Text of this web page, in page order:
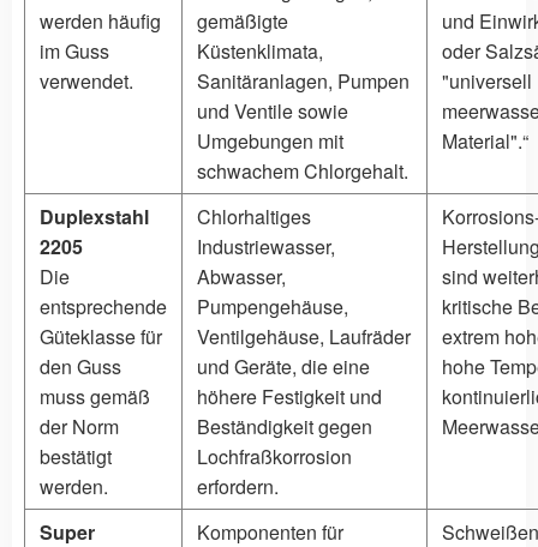
werden häufig
im Guss
verwendet.
gemäßigte
Küstenklimata,
Sanitäranlagen, Pumpen
und Ventile sowie
Umgebungen mit
schwachem Chlorgehalt.
und
oder
"universell
Material".“
Duplexstahl
2205
Die
entsprechende
Güteklasse für
den Guss
muss gemäß
der Norm
bestätigt
werden.
Chlorhaltiges
Industriewasser,
Abwasser,
Pumpengehäuse,
Ventilgehäuse, Laufräder
und Geräte, die eine
höhere Festigkeit und
Beständigkeit gegen
Lochfraßkorrosion
erfordern.
sind
kritische
extrem
hohe
Super
Komponenten für